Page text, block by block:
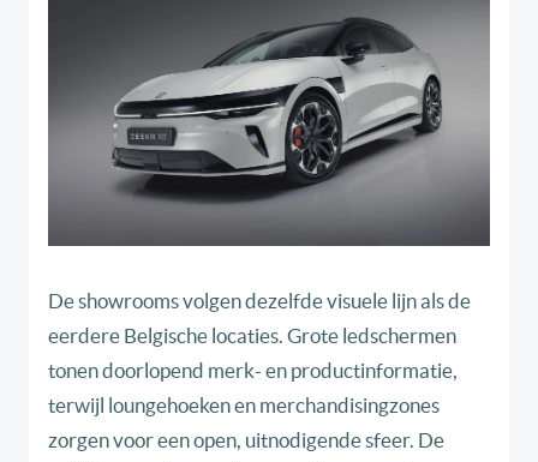
De showrooms volgen dezelfde visuele lijn als de
eerdere Belgische locaties. Grote ledschermen
tonen doorlopend merk- en productinformatie,
terwijl loungehoeken en merchandisingzones
zorgen voor een open, uitnodigende sfeer. De